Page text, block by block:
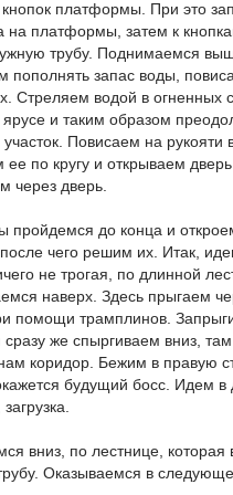
платформы. При это
на платформы, затем к
трубу. Поднимаемся
пополнять запас воды,
Стреляем водой в огненных
и таким образом
Повисаем на рукояти
по кругу и открываем дверь
через дверь.
пройдемся до конца и
после чего решим их. Итак,
не трогая, по длинной
наверх. Здесь прыгаем
помощи трамплинов.
сразу же спыргиваем вниз,
коридор. Бежим в правую
будущий босс. Идем в
вниз, по лестнице, которая
Оказываемся в